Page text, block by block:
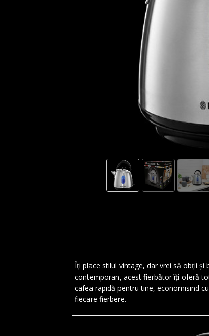
Îți place stilul vintage, dar vrei să obții
contemporan, acest fierbător îți oferă
cafea rapidă pentru tine, economisind
fiecare fierbere.